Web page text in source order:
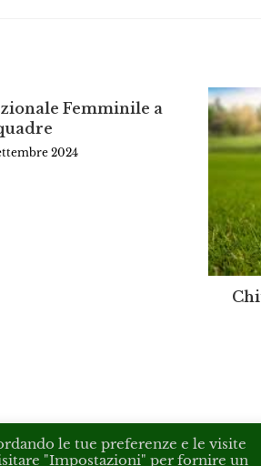
Femminile a
2024
le tue preferenze e le visite
"Impostazioni" per fornire un